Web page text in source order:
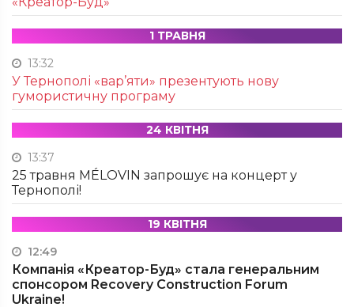
1 ТРАВНЯ
13:32
У Тернополі «вар’яти» презентують нову
гумористичну програму
24 КВІТНЯ
13:37
25 травня MÉLOVIN запрошує на концерт у
Тернополі!
19 КВІТНЯ
12:49
Компанія «Креатор-Буд» стала генеральним
спонсором Recovery Construction Forum
Ukraine!